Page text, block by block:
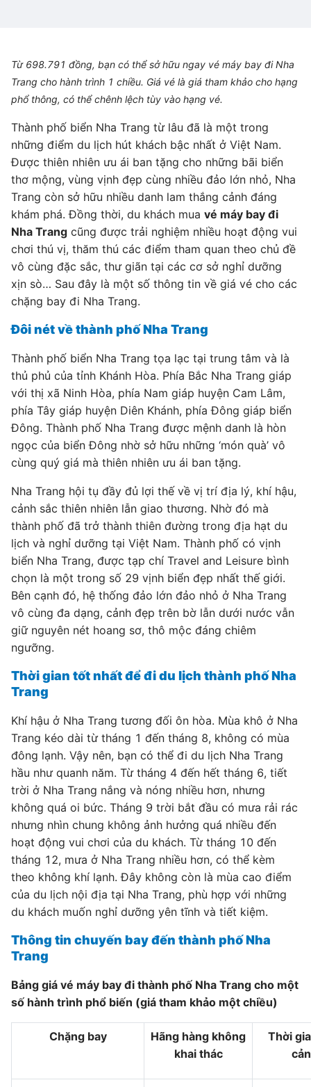
Từ 698.791 đồng, bạn có thể sở hữu ngay vé máy bay đi Nha
Trang cho hành trình 1 chiều. Giá vé là giá tham khảo cho hạng
phổ thông, có thể chênh lệch tùy vào hạng vé.
Thành phố biển Nha Trang từ lâu đã là một trong
những điểm du lịch hút khách bậc nhất ở Việt Nam.
Được thiên nhiên ưu ái ban tặng cho những bãi biển
thơ mộng, vùng vịnh đẹp cùng nhiều đảo lớn nhỏ, Nha
Trang còn sở hữu nhiều danh lam thắng cảnh đáng
khám phá. Đồng thời, du khách mua vé máy bay đi
Nha Trang cũng được trải nghiệm nhiều hoạt động vui
chơi thú vị, thăm thú các điểm tham quan theo chủ đề
vô cùng đặc sắc, thư giãn tại các cơ sở nghỉ dưỡng
xịn sò… Sau đây là một số thông tin về giá vé cho các
chặng bay đi Nha Trang.
Đôi nét về thành phố Nha Trang
Thành phố biển Nha Trang tọa lạc tại trung tâm và là
thủ phủ của tỉnh Khánh Hòa. Phía Bắc Nha Trang giáp
với thị xã Ninh Hòa, phía Nam giáp huyện Cam Lâm,
phía Tây giáp huyện Diên Khánh, phía Đông giáp biển
Đông. Thành phố Nha Trang được mệnh danh là hòn
ngọc của biển Đông nhờ sở hữu những ‘món quà’ vô
cùng quý giá mà thiên nhiên ưu ái ban tặng.
Nha Trang hội tụ đầy đủ lợi thế về vị trí địa lý, khí hậu,
cảnh sắc thiên nhiên lẫn giao thương. Nhờ đó mà
thành phố đã trở thành thiên đường trong địa hạt du
lịch và nghỉ dưỡng tại Việt Nam. Thành phố có vịnh
biển Nha Trang, được tạp chí Travel and Leisure bình
chọn là một trong số 29 vịnh biển đẹp nhất thế giới.
Bên cạnh đó, hệ thống đảo lớn đảo nhỏ ở Nha Trang
vô cùng đa dạng, cảnh đẹp trên bờ lẫn dưới nước vẫn
giữ nguyên nét hoang sơ, thô mộc đáng chiêm
ngưỡng.
Thời gian tốt nhất để đi du lịch thành phố Nha
Trang
Khí hậu ở Nha Trang tương đối ôn hòa. Mùa khô ở Nha
Trang kéo dài từ tháng 1 đến tháng 8, không có mùa
đông lạnh. Vậy nên, bạn có thể đi du lịch Nha Trang
hầu như quanh năm. Từ tháng 4 đến hết tháng 6, tiết
trời ở Nha Trang nắng và nóng nhiều hơn, nhưng
không quá oi bức. Tháng 9 trời bắt đầu có mưa rải rác
nhưng nhìn chung không ảnh hưởng quá nhiều đến
hoạt động vui chơi của du khách. Từ tháng 10 đến
tháng 12, mưa ở Nha Trang nhiều hơn, có thể kèm
theo không khí lạnh. Đây không còn là mùa cao điểm
của du lịch nội địa tại Nha Trang, phù hợp với những
du khách muốn nghỉ dưỡng yên tĩnh và tiết kiệm.
Thông tin chuyến bay đến thành phố Nha
Trang
Bảng giá vé máy bay đi thành phố Nha Trang cho một
số hành trình phổ biến (giá tham khảo một chiều)
Chặng bay
Hãng hàng không
khai thác
Thời